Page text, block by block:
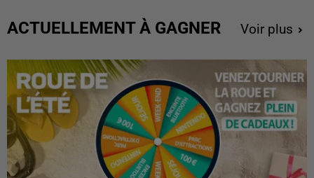
ACTUELLEMENT À GAGNER Voir plus